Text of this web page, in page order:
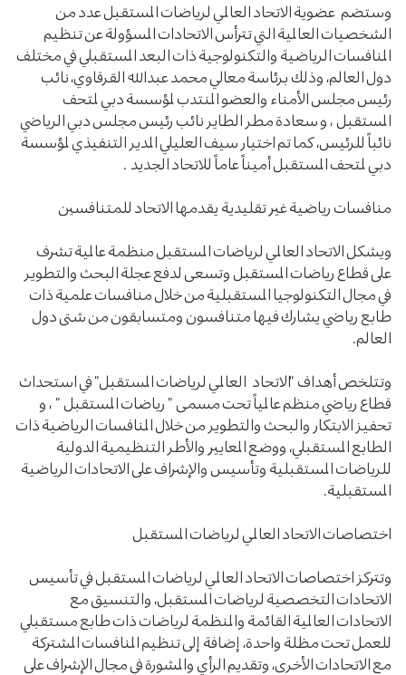
وستضم عضوية الاتحاد العالمي لرياضات المستقبل عدد من
الشخصيات العالمية التي تترأس الاتحادات المسؤولة عن تنظيم
المنافسات الرياضية والتكنولوجية ذات البعد المستقبلي في مختلف
دول العالم، وذلك برئاسة معالي محمد عبدالله القرقاوي، نائب
رئيس مجلس الأمناء والعضو المنتدب لمؤسسة دبي لمتحف
المستقبل ، و سعادة مطر الطاير نائب رئيس مجلس دبي الرياضي
نائباً للرئيس، كما تم اختيار سيف العليلي المدير التنفيذي لمؤسسة
دبي لمتحف المستقبل أميناً عاماً للاتحاد الجديد .
منافسات رياضية غير تقليدية يقدمها الاتحاد للمتنافسين
ويشكل الاتحاد العالمي لرياضات المستقبل منظمة عالمية تشرف
على قطاع رياضات المستقبل وتسعى لدفع عجلة البحث والتطوير
في مجال التكنولوجيا المستقبلية من خلال منافسات علمية ذات
طابع رياضي يشارك فيها متنافسون ومتسابقون من شتى دول
العالم.
وتتلخص أهداف “الاتحاد العالمي لرياضات المستقبل” في استحداث
قطاع رياضي منظم عالمياً تحت مسمى ” رياضات المستقبل ” ، و
تحفيز الابتكار والبحث والتطوير من خلال المنافسات الرياضية ذات
الطابع المستقبلي، ووضع المعايير والأطر التنظيمية الدولية
للرياضات المستقبلية وتأسيس والإشراف على الاتحادات الرياضية
المستقبلية.
اختصاصات الاتحاد العالمي لرياضات المستقبل
وتتركز اختصاصات الاتحاد العالمي لرياضات المستقبل في تأسيس
الاتحادات التخصصية لرياضات المستقبل، والتنسيق مع
الاتحادات العالمية القائمة والمنظمة لرياضات ذات طابع مستقبلي
للعمل تحت مظلة واحدة، إضافة إلى تنظيم المنافسات المشتركة
مع الاتحادات الأخرى، وتقديم الرأي والمشورة في مجال الإشراف على